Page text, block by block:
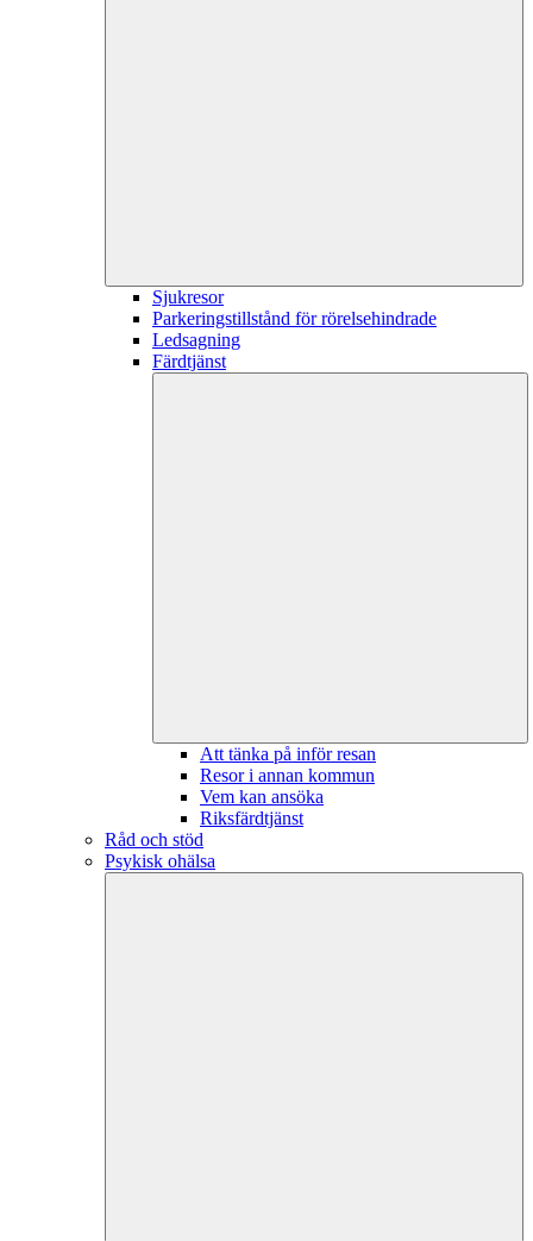
Sjukresor
Parkeringstillstånd för rörelsehindrade
Ledsagning
Färdtjänst
Att tänka på inför resan
Resor i annan kommun
Vem kan ansöka
Riksfärdtjänst
Råd och stöd
Psykisk ohälsa